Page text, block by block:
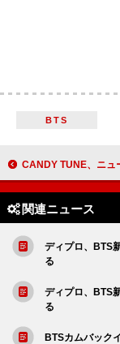
BTS
CANDY TUNE、ニューシングル『HAPPY BOUNCE
関連ニュース
ディプロ、BTS
る
ディプロ、BTS
る
BTSカムバック